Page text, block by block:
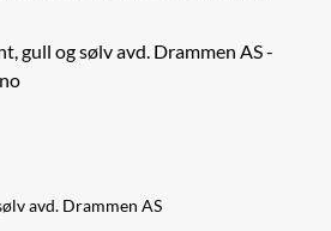
gull og sølv avd. Drammen AS -
avd. Drammen AS